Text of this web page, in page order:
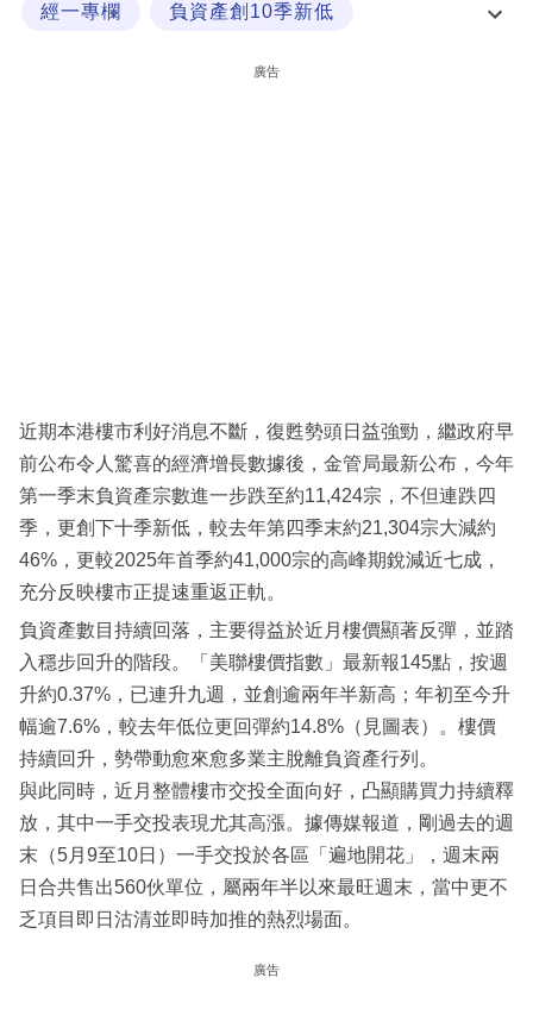
閱
專
區
經一專欄 負資產創10季新低
廣告
近期本港樓市利好消息不斷，復甦勢頭日益強勁，繼政府早
前公布令人驚喜的經濟增長數據後，金管局最新公布，今年
第一季末負資產宗數進一步跌至約11,424宗，不但連跌四
季，更創下十季新低，較去年第四季末約21,304宗大減約
46%，更較2025年首季約41,000宗的高峰期銳減近七成，
充分反映樓市正提速重返正軌。
負資產數目持續回落，主要得益於近月樓價顯著反彈，並踏
入穩步回升的階段。「美聯樓價指數」最新報145點，按週
升約0.37%，已連升九週，並創逾兩年半新高；年初至今升
幅逾7.6%，較去年低位更回彈約14.8%（見圖表）。樓價
持續回升，勢帶動愈來愈多業主脫離負資產行列。
與此同時，近月整體樓市交投全面向好，凸顯購買力持續釋
放，其中一手交投表現尤其高漲。據傳媒報道，剛過去的週
末（5月9至10日）一手交投於各區「遍地開花」，週末兩
日合共售出560伙單位，屬兩年半以來最旺週末，當中更不
乏項目即日沽清並即時加推的熱烈場面。
廣告